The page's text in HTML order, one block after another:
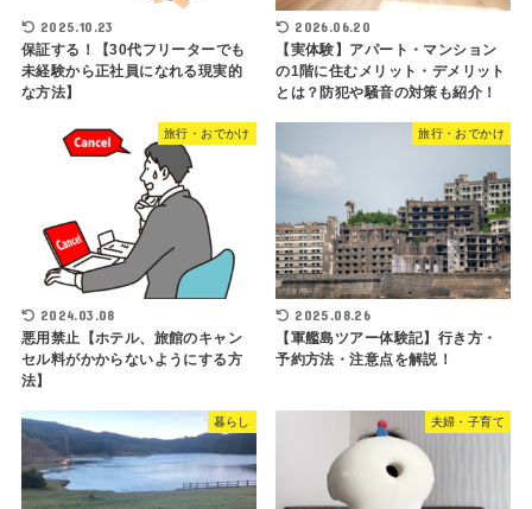
2025.10.23
保証する！【30代フリーターでも
未経験から正社員になれる現実的
な方法】
2026.06.20
【実体験】アパート・マンション
の1階に住むメリット・デメリット
とは？防犯や騒音の対策も紹介！
旅行・おでかけ
2024.03.08
悪用禁止【ホテル、旅館のキャン
セル料がかからないようにする方
法】
旅行・おでかけ
2025.08.26
【軍艦島ツアー体験記】行き方・
予約方法・注意点を解説！
暮らし 夫婦・子育て